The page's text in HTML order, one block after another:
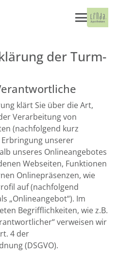
der Turm-
klärt Sie über die Art,
Verarbeitung von
(nachfolgend kurz
Erbringung unserer
unseres Onlineangebotes
Webseiten, Funktionen
Onlinepräsenzen, wie
auf (nachfolgend
„Onlineangebot“). Im
Begrifflichkeiten, wie z.B.
verweisen wir
4 der
(DSGVO).